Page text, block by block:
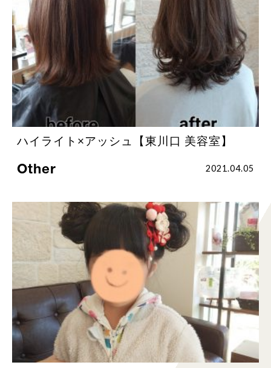
ハイライト×アッシュ【東川口 美容室】
Other 2021.04.05